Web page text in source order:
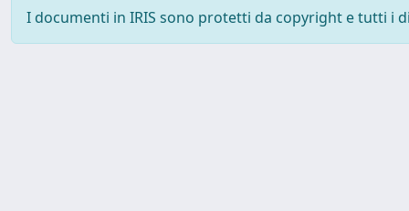
I documenti in IRIS sono protetti da copyright e tutti i